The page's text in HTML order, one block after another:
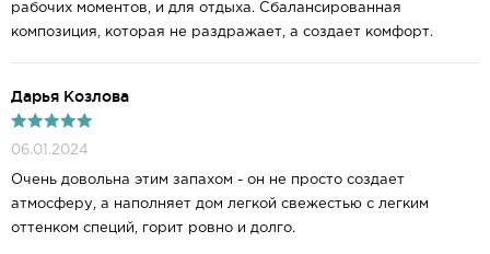
рабочих моментов, и для отдыха. Сбалансированная
композиция, которая не раздражает, а создает комфорт.
Дарья Козлова
06.01.2024
Очень довольна этим запахом - он не просто создает
атмосферу, а наполняет дом легкой свежестью с легким
оттенком специй, горит ровно и долго.